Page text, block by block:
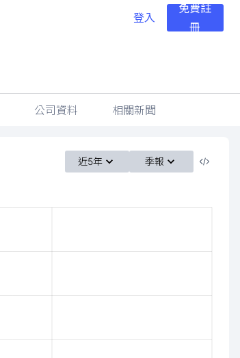
登入
免費註
冊
公司資料 相關新聞
近5年 季報